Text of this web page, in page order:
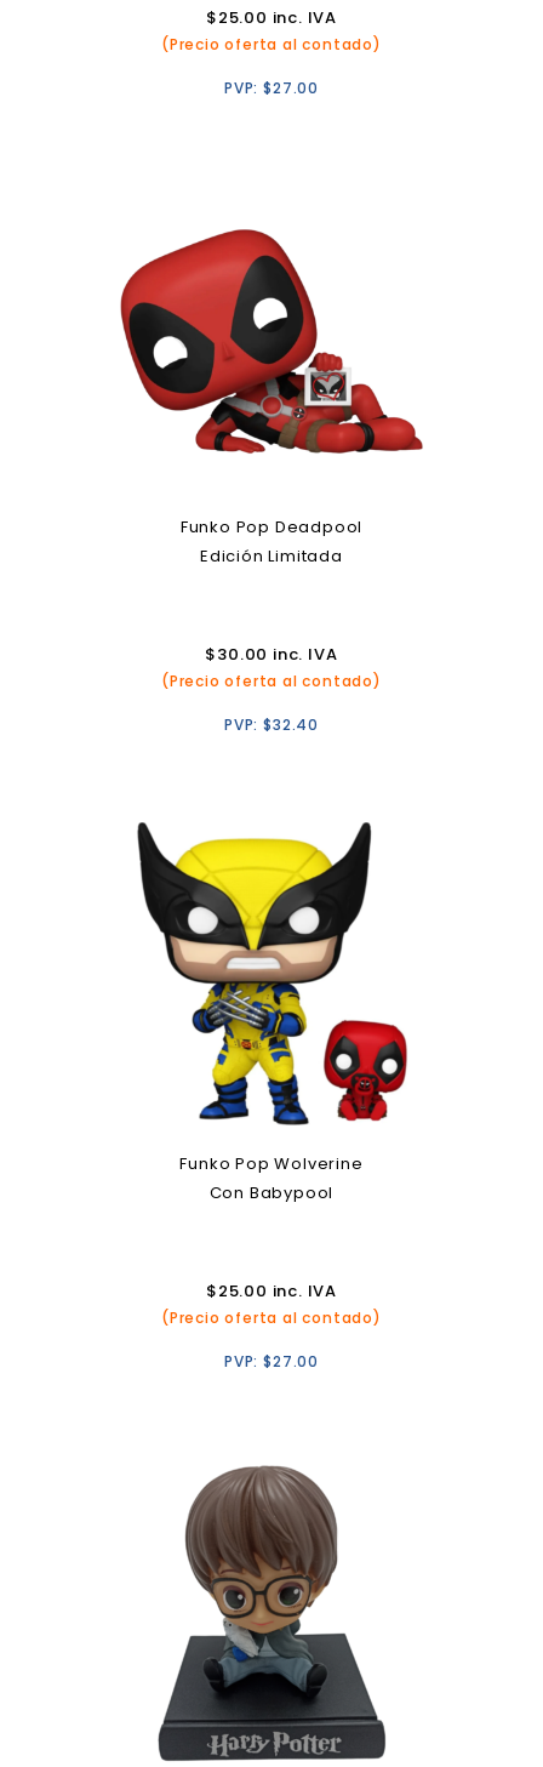
$25.00 inc. IVA
(Precio oferta al contado)
PVP:$27.00
Funko Pop Deadpool
Edición Limitada
$30.00 inc. IVA
(Precio oferta al contado)
PVP:$32.40
Funko Pop Wolverine
Con Babypool
$25.00 inc. IVA
(Precio oferta al contado)
PVP:$27.00